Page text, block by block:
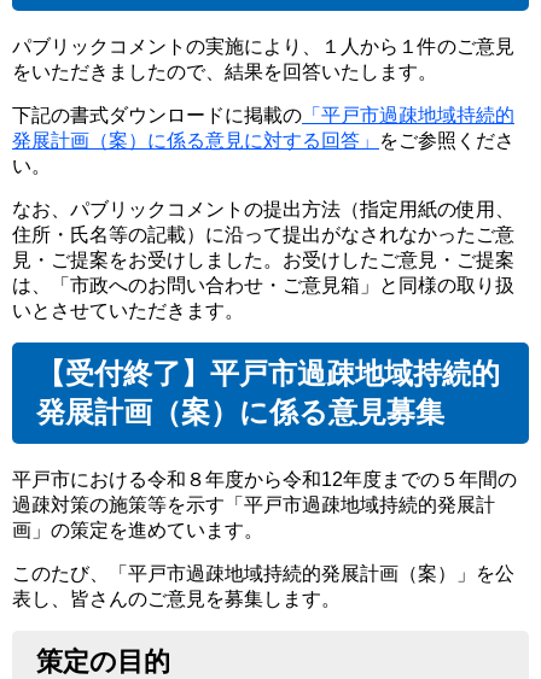
パブリックコメントの実施により、１人から１件のご意見
をいただきましたので、結果を回答いたします。
下記の書式ダウンロードに掲載の 「平戸市過疎地域持続的
発展計画（案）に係る意見に対する回答」
をご参照くださ
い。
なお、パブリックコメントの提出方法（指定用紙の使用、
住所・氏名等の記載）に沿って提出がなされなかったご意
見・ご提案をお受けしました。お受けしたご意見・ご提案
は、「市政へのお問い合わせ・ご意見箱」と同様の取り扱
いとさせていただきます。
【受付終了】平戸市過疎地域持続的
発展計画（案）に係る意見募集
平戸市における令和８年度から令和12年度までの５年間の
過疎対策の施策等を示す「平戸市過疎地域持続的発展計
画」の策定を進めています。
このたび、「平戸市過疎地域持続的発展計画（案）」を公
表し、皆さんのご意見を募集します。
策定の目的